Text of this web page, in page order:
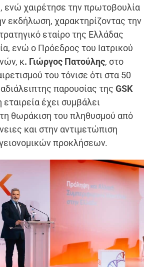
ενώ χαιρέτησε την πρωτοβουλία
εκδήλωση, χαρακτηρίζοντας την
εταίρο της Ελλάδας
ενώ ο Πρόεδρος του Ιατρικού
κ. Γιώργος Πατούλης, στο
του τόνισε ότι στα 50
παρουσίας τηςGSK
έχει συμβάλει
θωράκιση του πληθυσμού από
και στην αντιμετώπιση
προκλήσεων.